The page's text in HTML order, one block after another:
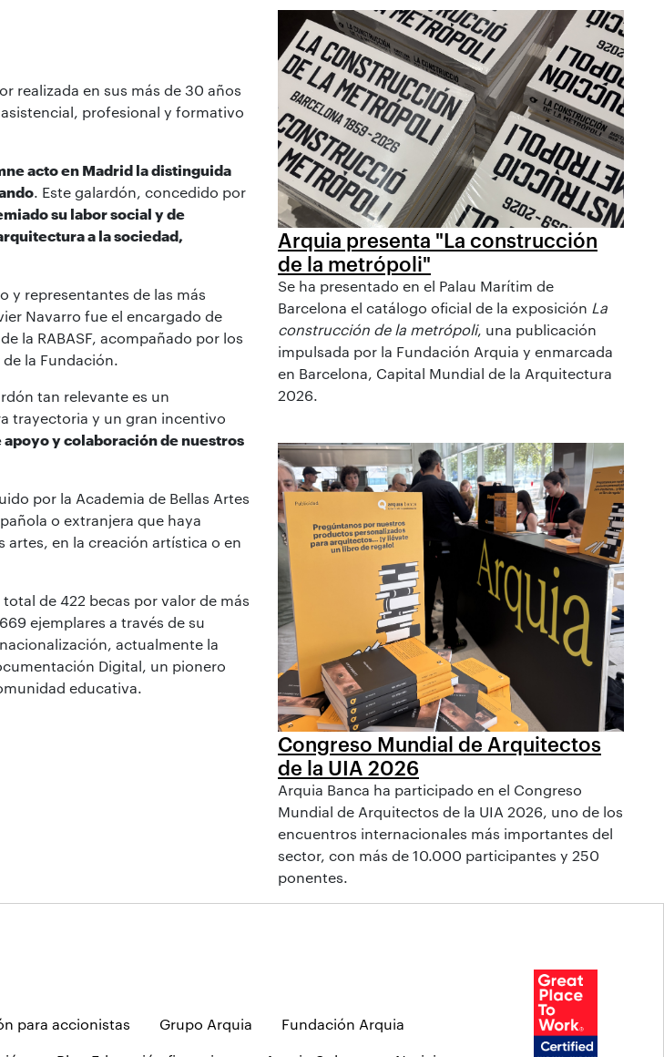
realizada en sus más de 30 años
profesional y formativo
acto en Madrid la distinguida
. Este galardón, concedido por
su labor social y de
a la sociedad,
y representantes de las más
Navarro fue el encargado de
la RABASF, acompañado por los
la Fundación.
tan relevante es un
trayectoria y un gran incentivo
y colaboración de nuestros
por la Academia de Bellas Artes
o extranjera que haya
en la creación artística o en
de 422 becas por valor de más
ejemplares a través de su
actualmente la
Digital, un pionero
educativa.
Arquia presenta "La construcción
de la metrópoli"
Se ha presentado en el Palau Marítim de
Barcelona el catálogo oficial de la exposición La
construcción de la metrópoli, una publicación
impulsada por la Fundación Arquia y enmarcada
en Barcelona, Capital Mundial de la Arquitectura
2026.
Congreso Mundial de Arquitectos
de la UIA 2026
Arquia Banca ha participado en el Congreso
Mundial de Arquitectos de la UIA 2026, uno de los
encuentros internacionales más importantes del
sector, con más de 10.000 participantes y 250
ponentes.
para accionistas Grupo Arquia Fundación Arquia